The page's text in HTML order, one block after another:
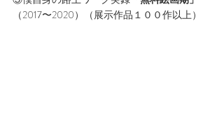
（2017〜2020）（展示作品１００作以上）